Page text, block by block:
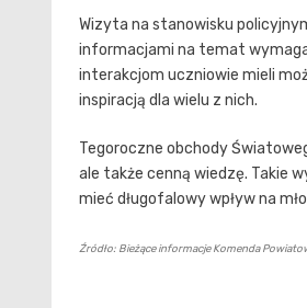
Wizyta na stanowisku
informacjami na temat
interakcjom uczniowie mieli
inspiracją dla wielu z nich.
Tegoroczne obchody
ale także cenną wiedzę. Takie
mieć długofalowy wpływ na
Źródło: Bieżące informacje Komenda